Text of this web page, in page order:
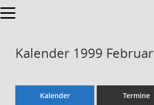
Toggle navigation
Kalender 1999 Februar
Kalender Termine